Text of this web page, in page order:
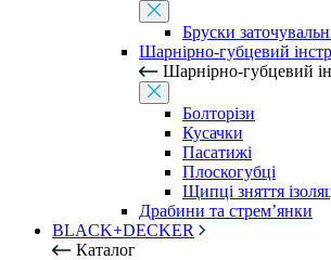
Бруски
Шарнірно-губцевий
Шарнірно-губцевий
Болторізи
Кусачки
Пасатижі
Плоскогубці
Щипці зняття
Драбини та стрем’янки
BLACK+DECKER
Каталог